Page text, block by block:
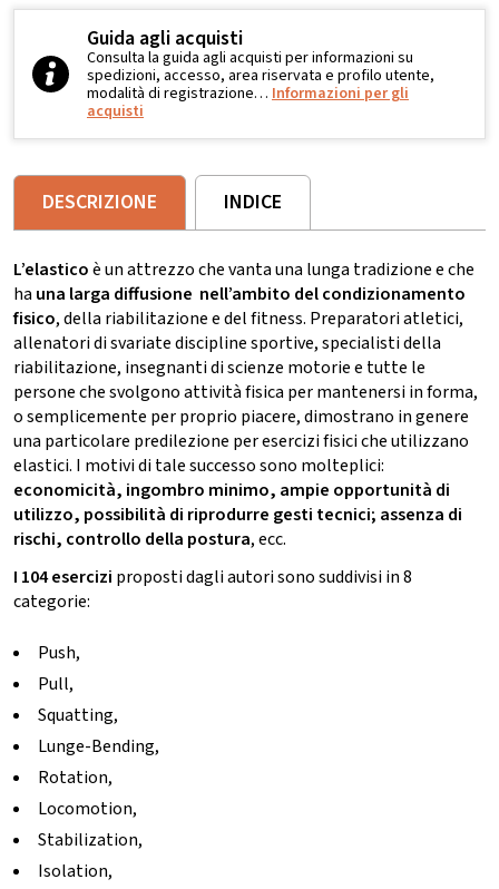
Guida agli acquisti
Consulta la guida agli acquisti per informazioni su
spedizioni, accesso, area riservata e profilo utente,
modalità di registrazione… Informazioni per gli
acquisti
DESCRIZIONE INDICE
L’elasticoè un attrezzo che vanta una lunga tradizione e che
ha una larga diffusione nell’ambito del condizionamento
fisico, della riabilitazione e del fitness. Preparatori atletici,
allenatori di svariate discipline sportive, specialisti della
riabilitazione, insegnanti di scienze motorie e tutte le
persone che svolgono attività fisica per mantenersi in forma,
o semplicemente per proprio piacere, dimostrano in genere
una particolare predilezione per esercizi fisici che utilizzano
elastici. I motivi di tale successo sono molteplici:
economicità, ingombro minimo, ampie opportunità di
utilizzo, possibilità di riprodurre gesti tecnici; assenza di
rischi, controllo della postura, ecc.
I 104 esercizi proposti dagli autori sono suddivisi in 8
categorie:
Push,
Pull,
Squatting,
Lunge-Bending,
Rotation,
Locomotion,
Stabilization,
Isolation,